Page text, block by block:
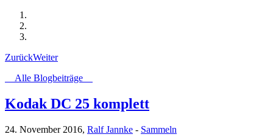
ZurückWeiter
Alle Blogbeiträge
Kodak DC 25 komplett
24. November 2016, Ralf Jannke - Sammeln